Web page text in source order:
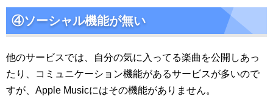
④ソーシャル機能が無い
他のサービスでは、自分の気に入ってる楽曲を公開しあっ
たり、コミュニケーション機能があるサービスが多いので
すが、Apple Musicにはその機能がありません。